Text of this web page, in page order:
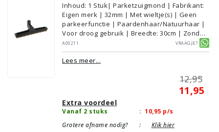
Inhoud: 1 Stuk| Parketzuigmond | Fabrikant:
Eigen merk | 32mm | Met wieltje(s) | Geen
parkeerfunctie | Paardenhaar/Natuurhaar |
Voor droog gebruik | Breedte: 30cm | Zonder
verlichting | Zonder kliksysteem | Zwart |
Alternatief | Geschikt voor vloertype:
Plavuizen/Tegels, Parket/Laminaat, PVC/Vinyl
A00211 Vraagje?
Lees meer...
12,95
11,95
Extra voordeel
Vanaf 2 stuks : 10,95 p/s
Grotere afname nodig?
: Klik hier